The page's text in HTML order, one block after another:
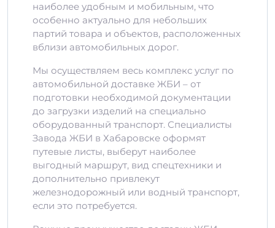
наиболее удобным и мобильным, что
особенно актуально для небольших
партий товара и объектов, расположенных
вблизи автомобильных дорог.
Мы осуществляем весь комплекс услуг по
автомобильной доставке ЖБИ – от
подготовки необходимой документации
до загрузки изделий на специально
оборудованный транспорт. Специалисты
Завода ЖБИ в Хабаровске оформят
путевые листы, выберут наиболее
выгодный маршрут, вид спецтехники и
дополнительно привлекут
железнодорожный или водный транспорт,
если это потребуется.